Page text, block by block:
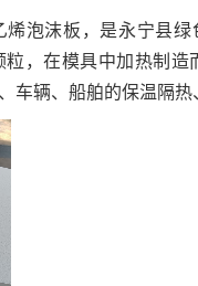
泡沫板，是永宁县绿
，在模具中加热制
车辆、船舶的保温隔热